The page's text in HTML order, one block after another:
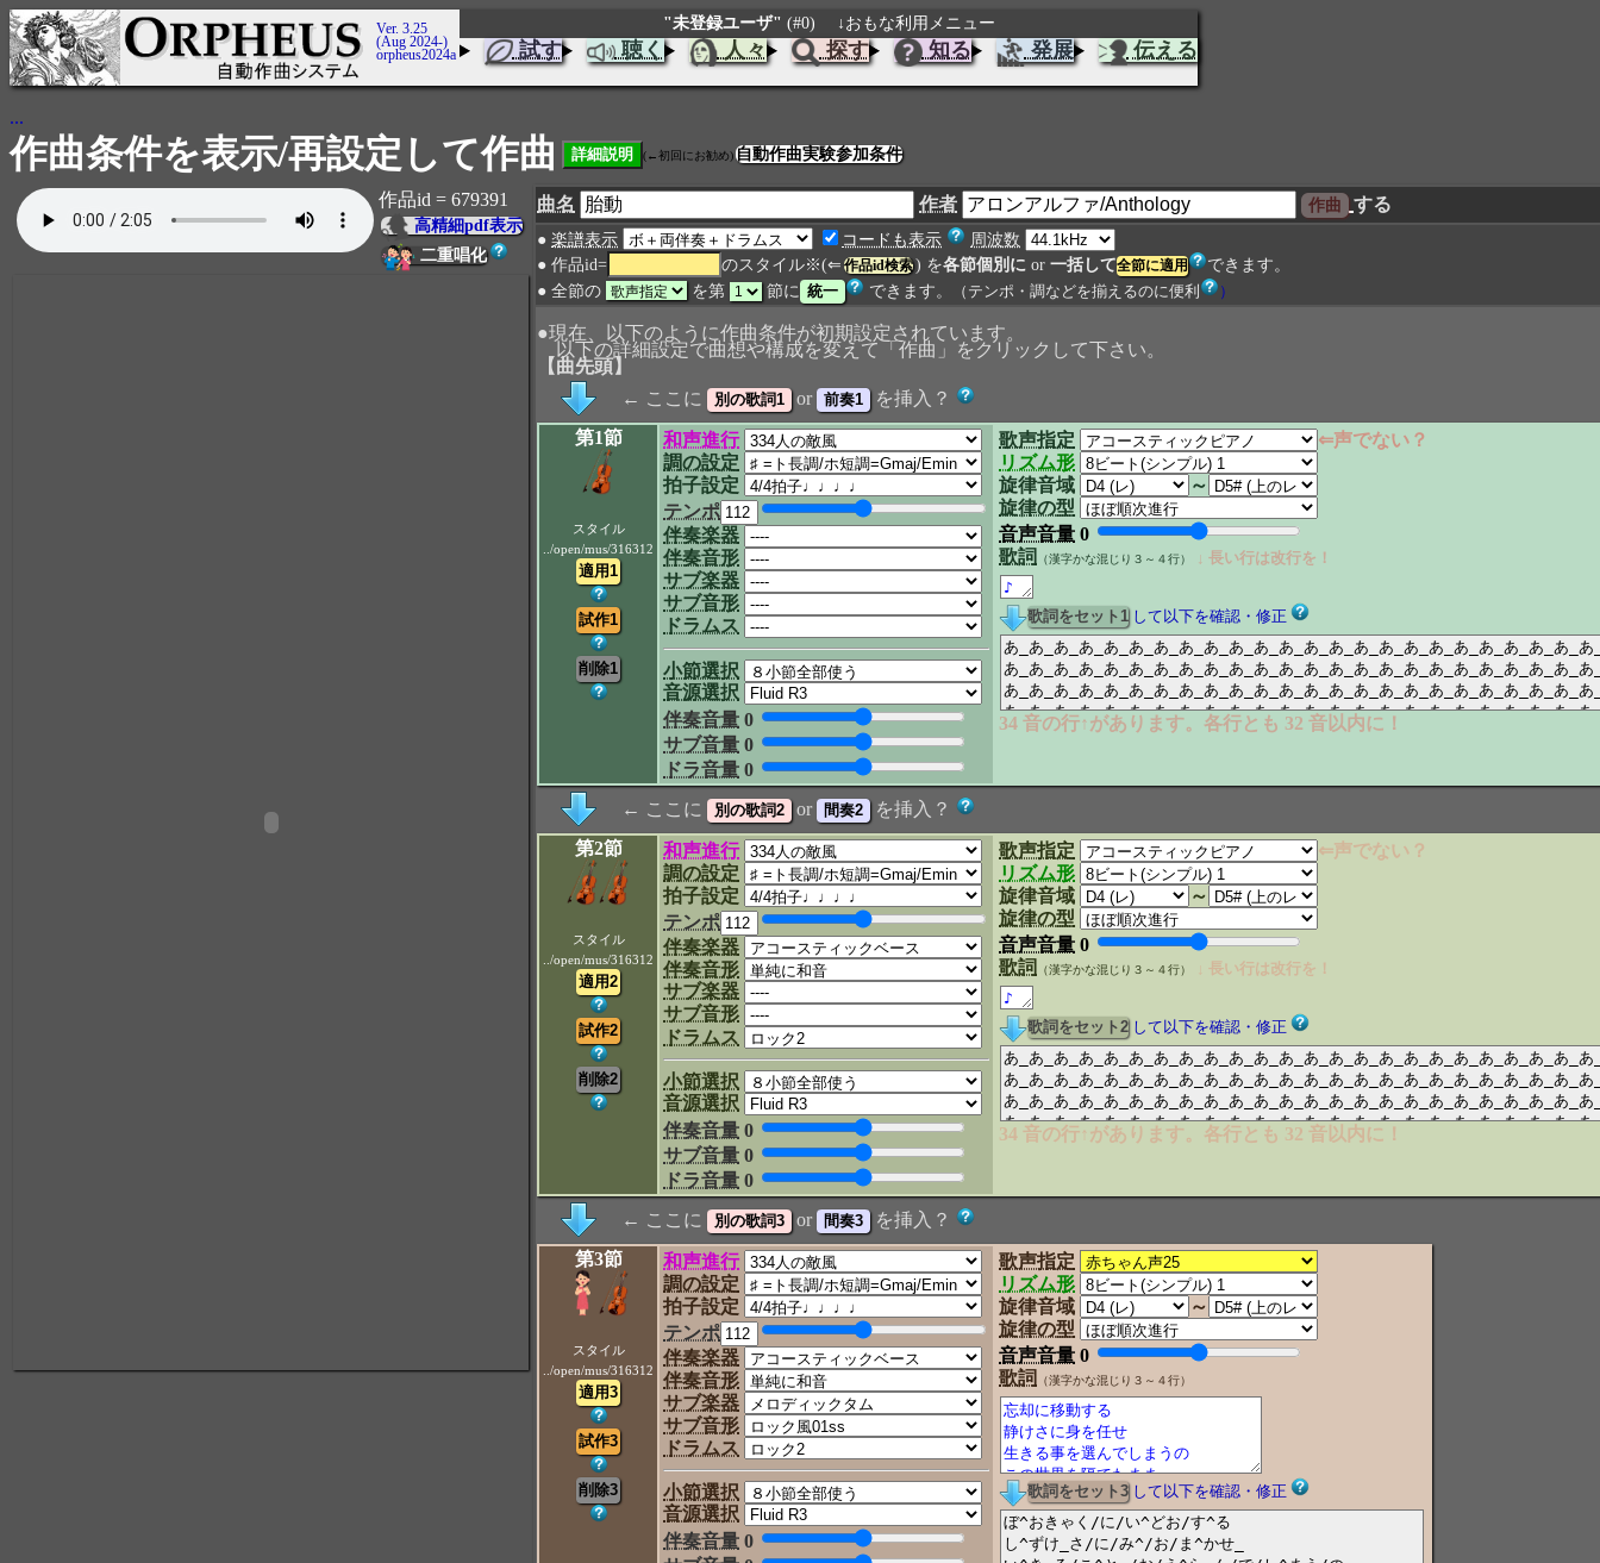
Ver. 3.25
(Aug 2024-)
orpheus2024a
"未登録ユーザ" (#0) ↓おもな利用メニュー
試す 聴く 人々 探す 知る 発展 伝える
...
作曲条件を表示/再設定して作曲 (←初回にお勧め)自動作曲実験参加条件
作品id = 679391
高精細pdf表示
二重唱化
曲名 作者 する
● 楽譜表示 コードも表示
周波数
● 作品id=
のスタイル※(⇐ 作品id検索) を各節個別に or 一括して
できます。
● 全節の
を第 節に できます。 （テンポ・調などを揃えるのに便利 ）
●現在、以下のように作曲条件が初期設定されています。
以下の詳細設定で曲想や構成を変えて「作曲」をクリックして下さい。
【曲先頭】
← ここに
or
を挿入？
第1節
スタイル
../open/mus/316312
和声進行
調の設定
拍子設定
テンポ
伴奏楽器
伴奏音形
サブ楽器
サブ音形
ドラムス
小節選択
音源選択
伴奏音量 0
サブ音量 0
ドラ音量 0
歌声指定
⇐声でない？
リズム形
旋律音域
～
旋律の型
音声音量 0
歌詞
（漢字かな混じり３～４行） ↓ 長い行は改行を！
して以下を確認・修正
34 音の行↑があります。各行とも 32 音以内に！
← ここに or
を挿入？
第2節
スタイル
../open/mus/316312
和声進行
調の設定
拍子設定
テンポ
伴奏楽器
伴奏音形
サブ楽器
サブ音形
ドラムス
小節選択
音源選択
伴奏音量 0
サブ音量 0
ドラ音量 0
歌声指定
⇐声でない？
リズム形
旋律音域
～
旋律の型
音声音量 0
歌詞
（漢字かな混じり３～４行） ↓ 長い行は改行を！
して以下を確認・修正
34 音の行↑があります。各行とも 32 音以内に！
← ここに or
を挿入？
第3節
スタイル
../open/mus/316312
和声進行
調の設定
拍子設定
テンポ
伴奏楽器
伴奏音形
サブ楽器
サブ音形
ドラムス
小節選択
音源選択
伴奏音量 0
歌声指定
リズム形
旋律音域
～
旋律の型
音声音量 0
歌詞
（漢字かな混じり３～４行）
して以下を確認・修正